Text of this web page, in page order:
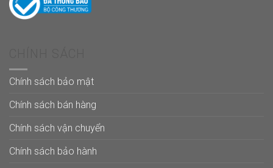
Chính sách bảo mật
Chính sách bán hàng
Chính sách vận chuyển
Chính sách bảo hành